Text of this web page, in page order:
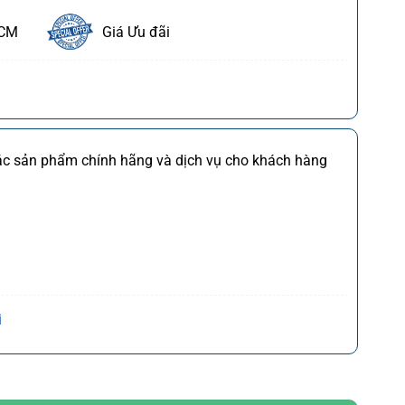
Giá Ưu đãi
Chi tiết
Chi tiết
sản phẩm chính hãng và dịch vụ cho khách hàng
Hưng Đạo, P. Cửa Nam, Q. Hoàn Kiếm, Tp. Hà